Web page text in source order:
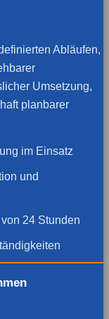
Abläufen,
Umsetzung,
planbarer
im Einsatz
und
24 Stunden